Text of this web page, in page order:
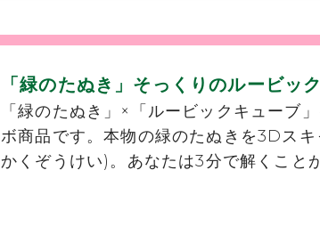
「緑のたぬき」そっくりのルービッ
「緑のたぬき」×「ルービックキューブ
ボ商品です。本物の緑のたぬきを3Dス
かくぞうけい)。あなたは3分で解くこと